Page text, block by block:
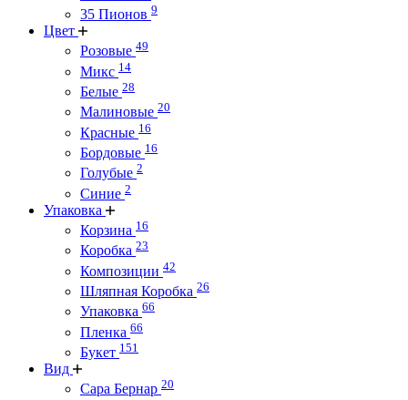
35 Пионов 9
Цвет
Розовые 49
Микс 14
Белые 28
Малиновые 20
Красные 16
Бордовые 16
Голубые 2
Синие 2
Упаковка
Корзина 16
Коробка 23
Композиции 42
Шляпная Коробка 26
Упаковка 66
Пленка 66
Букет 151
Вид
Сара Бернар 20